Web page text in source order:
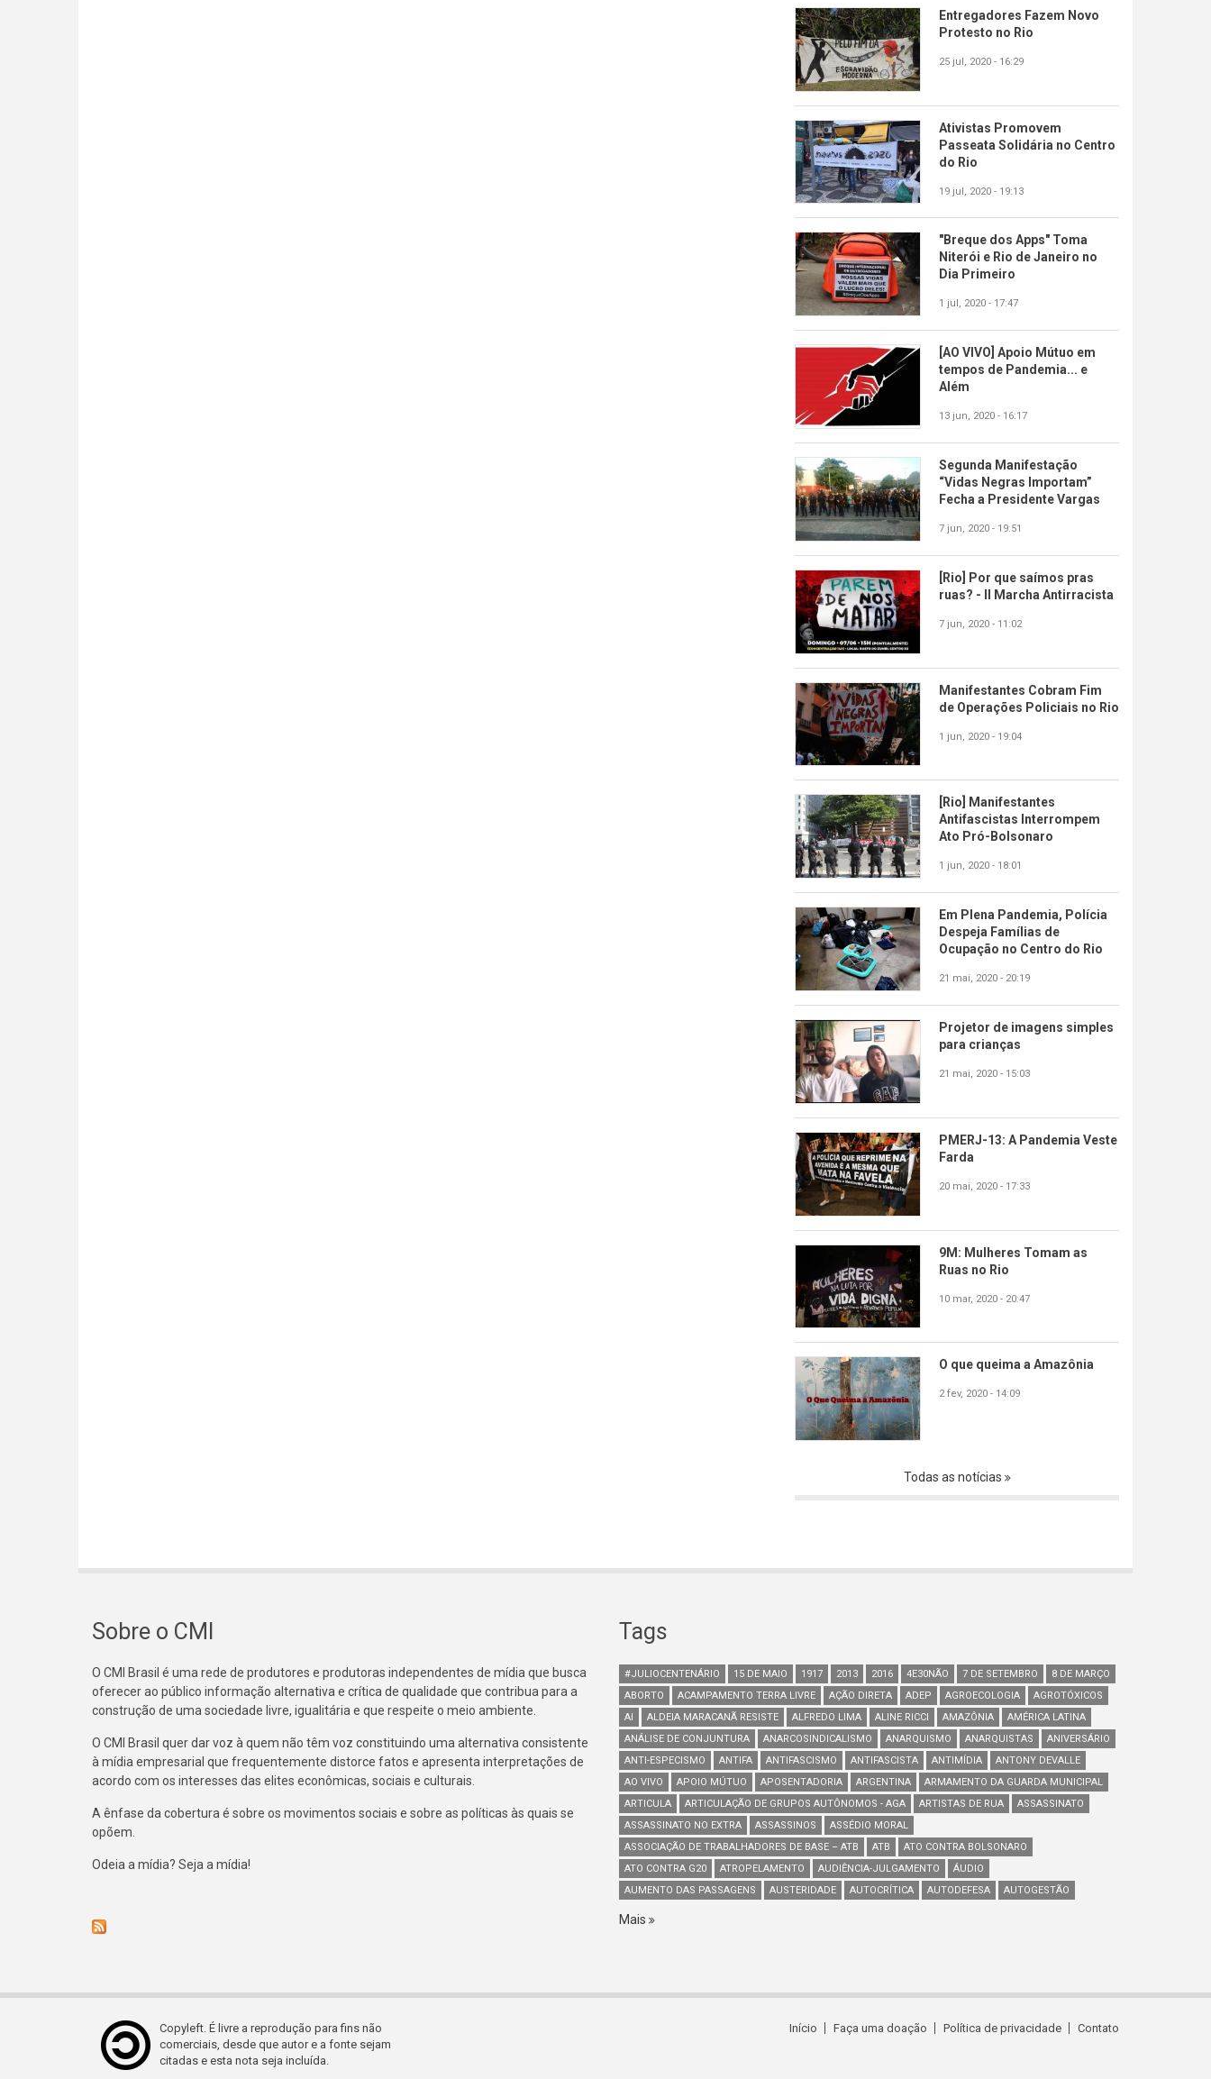
Entregadores Fazem Novo
Protesto no Rio
25 jul, 2020 - 16:29
Ativistas Promovem
Passeata Solidária no Centro
do Rio
19 jul, 2020 - 19:13
"Breque dos Apps" Toma
Niterói e Rio de Janeiro no
Dia Primeiro
1 jul, 2020 - 17:47
[AO VIVO] Apoio Mútuo em
tempos de Pandemia... e
Além
13 jun, 2020 - 16:17
Segunda Manifestação
“Vidas Negras Importam”
Fecha a Presidente Vargas
7 jun, 2020 - 19:51
[Rio] Por que saímos pras
ruas? - II Marcha Antirracista
7 jun, 2020 - 11:02
Manifestantes Cobram Fim
de Operações Policiais no Rio
1 jun, 2020 - 19:04
[Rio] Manifestantes
Antifascistas Interrompem
Ato Pró-Bolsonaro
1 jun, 2020 - 18:01
Em Plena Pandemia, Polícia
Despeja Famílias de
Ocupação no Centro do Rio
21 mai, 2020 - 20:19
Projetor de imagens simples
para crianças
21 mai, 2020 - 15:03
PMERJ-13: A Pandemia Veste
Farda
20 mai, 2020 - 17:33
9M: Mulheres Tomam as
Ruas no Rio
10 mar, 2020 - 20:47
O que queima a Amazônia
2 fev, 2020 - 14:09
Todas as notícias
Sobre o CMI
O CMI Brasil é uma rede de produtores e produtoras independentes de mídia que busca
oferecer ao público informação alternativa e crítica de qualidade que contribua para a
construção de uma sociedade livre, igualitária e que respeite o meio ambiente.
O CMI Brasil quer dar voz à quem não têm voz constituindo uma alternativa consistente
à mídia empresarial que frequentemente distorce fatos e apresenta interpretações de
acordo com os interesses das elites econômicas, sociais e culturais.
A ênfase da cobertura é sobre os movimentos sociais e sobre as políticas às quais se
opõem.
Odeia a mídia? Seja a mídia!
Tags
#JULIOCENTENÁRIO 15 DE MAIO 1917 2013 2016 4E30NÃO 7 DE SETEMBRO
8 DE MARÇO
ABORTO
ACAMPAMENTO TERRA LIVRE AÇÃO DIRETA ADEP AGROECOLOGIA
AGROTÓXICOS
AI
ALDEIA MARACANÃ RESISTE ALFREDO LIMA ALINE RICCI AMAZÔNIA
AMÉRICA LATINA
ANÁLISE DE CONJUNTURA
ANARCOSINDICALISMO ANARQUISMO ANARQUISTAS
ANIVERSÁRIO
ANTI-ESPECISMO
ANTIFA ANTIFASCISMO ANTIFASCISTA ANTIMÍDIA
ANTONY DEVALLE
AO VIVO
APOIO MÚTUO APOSENTADORIA ARGENTINA
ARMAMENTO DA GUARDA MUNICIPAL
ARTICULA
ARTICULAÇÃO DE GRUPOS AUTÔNOMOS - AGA ARTISTAS DE RUA
ASSASSINATO
ASSASSINATO NO EXTRA
ASSASSINOS
ASSÉDIO MORAL
ASSOCIAÇÃO DE TRABALHADORES DE BASE – ATB
ATB
ATO CONTRA BOLSONARO
ATO CONTRA G20
ATROPELAMENTO AUDIÊNCIA-JULGAMENTO
ÁUDIO
AUMENTO DAS PASSAGENS
AUSTERIDADE AUTOCRÍTICA AUTODEFESA AUTOGESTÃO
Mais
Copyleft. É livre a reprodução para fins não
comerciais, desde que autor e a fonte sejam
citadas e esta nota seja incluída.
Início Faça uma doação Política de privacidade Contato